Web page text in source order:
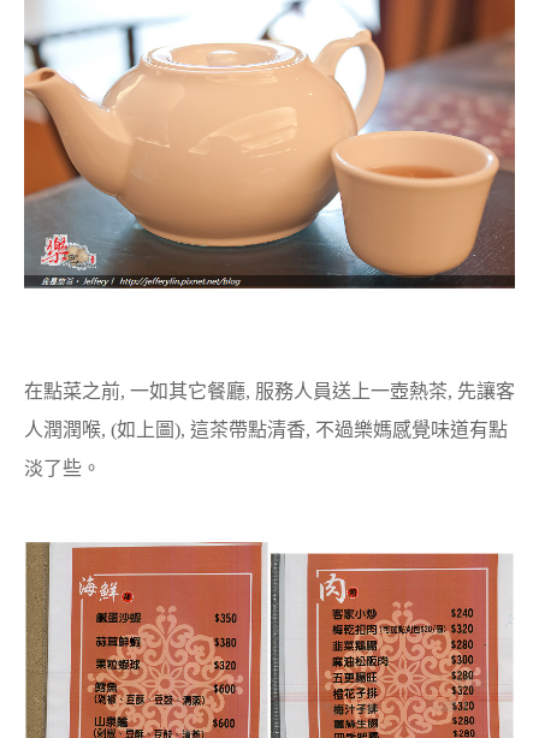
在點菜之前, 一如其它餐廳, 服務人員送上一壺熱茶, 先讓客
人潤潤喉, (如上圖), 這茶帶點清香, 不過樂媽感覺味道有點
淡了些。